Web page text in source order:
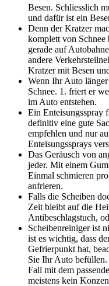
Besen. Schliesslich
und dafür ist ein
Denn der Kratzer
komplett von Schnee
gerade auf
andere
Kratzer mit Besen
Wenn Ihr Auto länger
Schnee. 1. friert er
im Auto entstehen.
Ein Enteisungsspray
definitiv eine gute
empfehlen und nur
Enteisungssprays
Das Geräusch von
jeder. Mit einem
Einmal schmieren
anfrieren.
Falls die Scheiben
Zeit bleibt auf die
Antibeschlagstuch,
Scheibenreiniger ist
ist es wichtig, dass
Gefrierpunkt hat,
Sie Ihr Auto
Fall mit dem
meistens kein